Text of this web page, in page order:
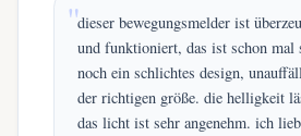
dieser bewegungsmelder ist
und funktioniert, das ist schon mal
noch ein schlichtes design,
der richtigen größe. die helligkeit
das licht ist sehr angenehm. ich